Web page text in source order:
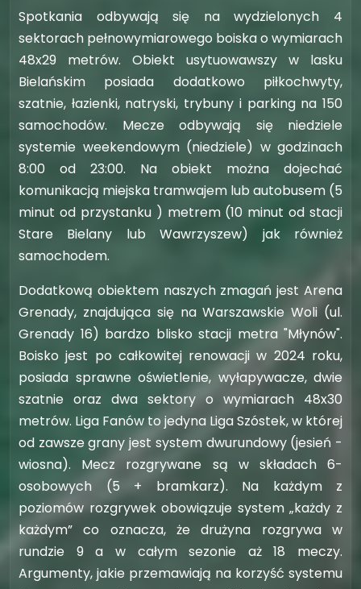
Spotkania odbywają się na wydzielonych 4
sektorach pełnowymiarowego boiska o wymiarach
48x29 metrów. Obiekt usytuowawszy w lasku
Bielańskim posiada dodatkowo piłkochwyty,
szatnie, łazienki, natryski, trybuny i parking na 150
samochodów. Mecze odbywają się niedziele
systemie weekendowym (niedziele) w godzinach
8:00 od 23:00. Na obiekt można dojechać
komunikacją miejska tramwajem lub autobusem (5
minut od przystanku ) metrem (10 minut od stacji
Stare Bielany lub Wawrzyszew) jak również
samochodem.
Dodatkową obiektem naszych zmagań jest Arena
Grenady, znajdująca się na Warszawskie Woli (ul.
Grenady 16) bardzo blisko stacji metra "Młynów".
Boisko jest po całkowitej renowacji w 2024 roku,
posiada sprawne oświetlenie, wyłapywacze, dwie
szatnie oraz dwa sektory o wymiarach 48x30
metrów. Liga Fanów to jedyna Liga Szóstek, w której
od zawsze grany jest system dwurundowy (jesień -
wiosna). Mecz rozgrywane są w składach 6-
osobowych (5 + bramkarz). Na każdym z
poziomów rozgrywek obowiązuje system „każdy z
każdym” co oznacza, że drużyna rozgrywa w
rundzie 9 a w całym sezonie aż 18 meczy.
Argumenty, jakie przemawiają na korzyść systemu